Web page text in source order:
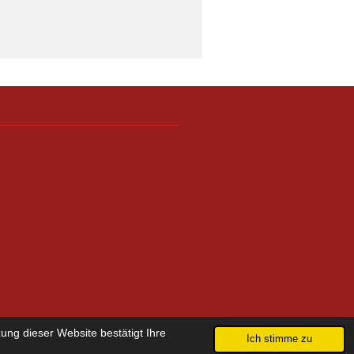
dieser Website bestätigt Ihre
Ich stimme zu